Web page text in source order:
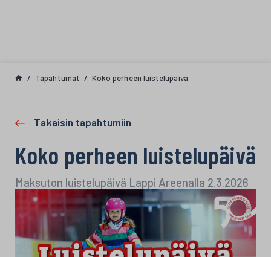
Tapahtumat Koko perheen luistelupäivä
Takaisin tapahtumiin
Koko perheen luistelupäivä
Maksuton luistelupäivä Lappi Areenalla 2.3.2026